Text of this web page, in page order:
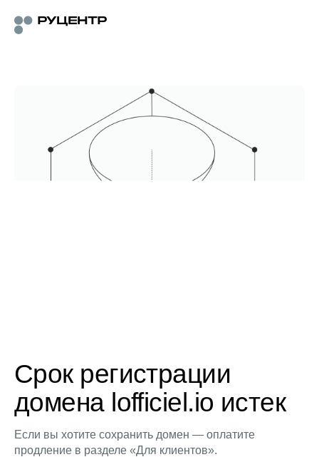
Срок регистрации
домена lofficiel.io истек
Если вы хотите сохранить домен — оплатите
продление в разделе «Для клиентов».